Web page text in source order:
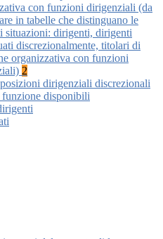
con funzioni dirigenziali (da
in tabelle che distinguano le
situazioni: dirigenti, dirigenti
discrezionalmente, titolari di
organizzativa con funzioni
2
dirigenziali discrezionali
funzione disponibili